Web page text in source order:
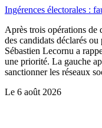
Ingérences électorales :
Après trois opérations de
des candidats déclarés
Sébastien Lecornu a
une priorité. La gauche
sanctionner les réseaux
Le 6 août 2026